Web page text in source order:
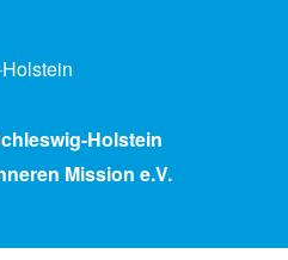
Holstein
Mission e.V.